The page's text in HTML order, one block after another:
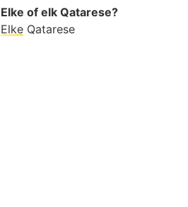
Elke of elk Qatarese?
Elke Qatarese